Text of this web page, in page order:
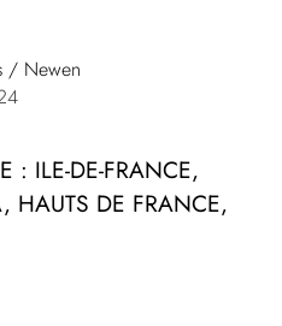
/ Newen
: ILE-DE-FRANCE,
HAUTS DE FRANCE,